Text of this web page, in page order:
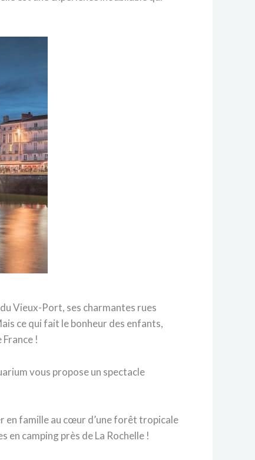
Vieux-Port, ses charmantes rues
ce qui fait le bonheur des enfants,
France !
vous propose un spectacle
en famille au cœur d’une forêt tropicale
camping près de La Rochelle !